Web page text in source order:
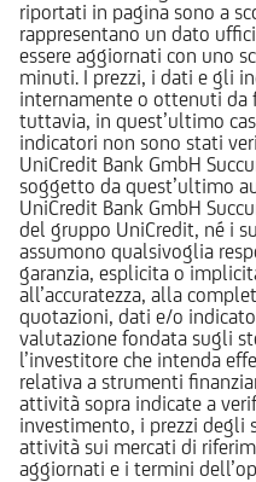
riportati in pagina sono a
rappresentano un dato
essere aggiornati con uno
minuti. I prezzi, i dati e gli
internamente o ottenuti
tuttavia, in quest’ultimo
indicatori non sono stati
UniCredit Bank GmbH
soggetto da quest’ultimo
UniCredit Bank GmbH
del gruppo UniCredit, né i
assumono qualsivoglia
garanzia, esplicita o
all’accuratezza, alla
quotazioni, dati e/o
valutazione fondata sugli
l’investitore che intenda
relativa a strumenti
attività sopra indicate a
investimento, i prezzi degli
attività sui mercati di
aggiornati e i termini